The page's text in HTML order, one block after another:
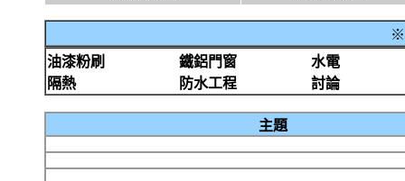
※
油漆粉刷
鐵鋁門窗
水電
隔熱
防水工程 討論
主題